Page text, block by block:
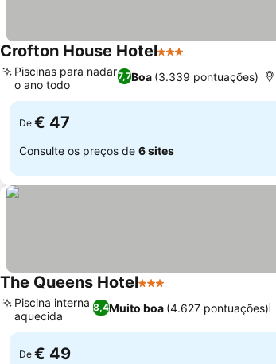
Crofton House Hotel3 Estrelas
7,7Boa (3.339 pontuações)
Piscinas para nadar
o ano todo
De € 47
Consulte os preços de 6 sites
The Queens Hotel3 Estrelas
8,4Muito boa (4.627 pontuações)
Piscina interna
aquecida
De € 49